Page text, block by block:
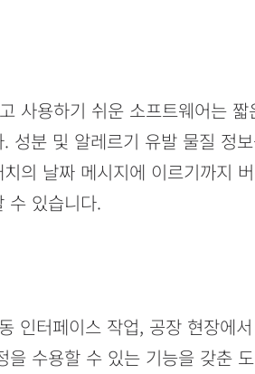
사용하기 쉬운 소프트웨어는
성분 및 알레르기 유발 물질 정
의 날짜 메시지에 이르기까지
수 있습니다.
인터페이스 작업, 공장 현장에
을 수용할 수 있는 기능을 갖춘